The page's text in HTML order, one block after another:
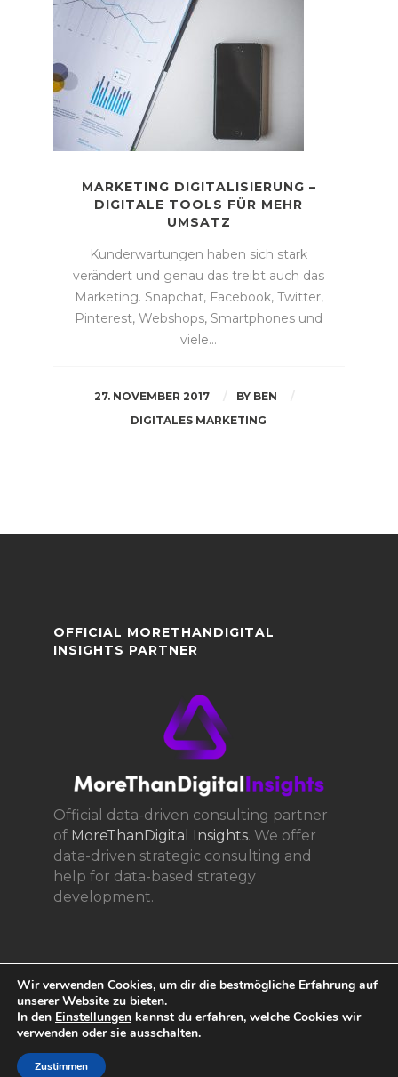
MARKETING DIGITALISIERUNG –
DIGITALE TOOLS FÜR MEHR
UMSATZ
Kunderwartungen haben sich stark
verändert und genau das treibt auch das
Marketing. Snapchat, Facebook, Twitter,
Pinterest, Webshops, Smartphones und
viele…
27. NOVEMBER 2017 BYBEN
DIGITALES MARKETING
OFFICIAL MORETHANDIGITAL
INSIGHTS PARTNER
Official data-driven consulting partner
of MoreThanDigital Insights. We offer
data-driven strategic consulting and
help for data-based strategy
development.
© 2017 361consult - Digital Transformation, All Rights
Wir verwenden Cookies, um dir die bestmögliche Erfahrung auf
unserer Website zu bieten.
In den Einstellungen kannst du erfahren, welche Cookies wir
verwenden oder sie ausschalten.
Zustimmen